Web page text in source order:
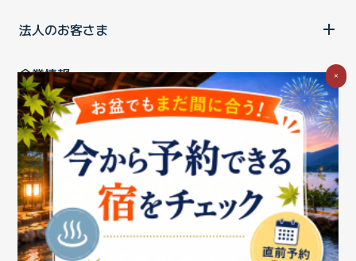
法人のお客さま
企業情報
ご利用中の方
お問い合わせ消費税の表示 ウェブアクセシビリティの取り組み
個人情報保護ポリシープライバシーポータル
Cookieポリシー
特定商取引法に基づく表記情報セキュリティ基本方針
商標についてBIGLOBEトップ
×